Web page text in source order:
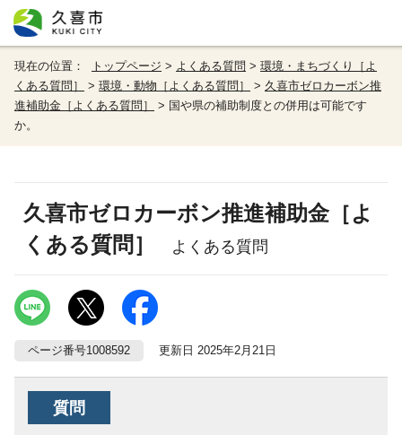
現在の位置： トップページ > よくある質問 > 環境・まちづくり［よ
くある質問］
> 環境・動物［よくある質問］ > 久喜市ゼロカーボン推
進補助金［よくある質問］
> 国や県の補助制度との併用は可能です
か。
久喜市ゼロカーボン推進補助金［よ
くある質問］
よくある質問
ページ番号1008592 更新日 2025年2月21日
質問